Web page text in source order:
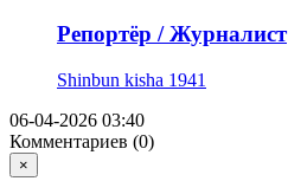
Репортёр / Журналист
Shinbun kisha 1941
06-04-2026 03:40
Комментариев (0)
×